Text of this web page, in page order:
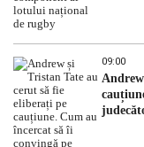
09:00